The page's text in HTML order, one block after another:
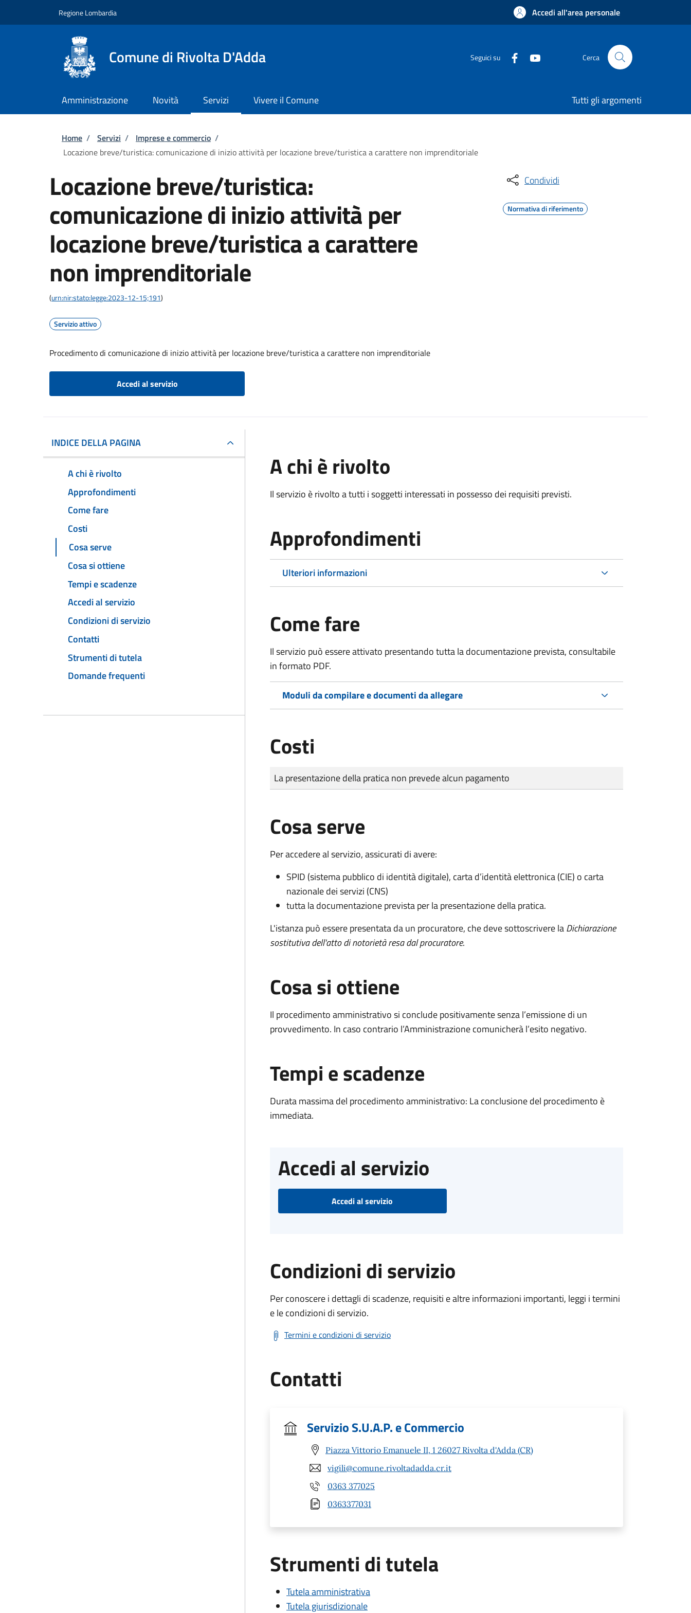
Regione Lombardia Accedi all'area personale
Comune di Rivolta D'Adda Seguici su Cerca
Amministrazione Novità Servizi Vivere il Comune Tutti gli argomenti
Briciole di pane
Home / Servizi / Imprese e commercio /
Locazione breve/turistica: comunicazione di inizio attività per locazione breve/turistica a carattere non imprenditoriale
Locazione breve/turistica:
comunicazione di inizio attività per
locazione breve/turistica a carattere
non imprenditoriale
(urn:nir:stato:legge:2023-12-15;191)
Servizio attivo
Procedimento di comunicazione di inizio attività per locazione breve/turistica a carattere non imprenditoriale
Accedi al servizio
Condividi
Normativa di riferimento
INDICE DELLA PAGINA
A chi è rivolto
Approfondimenti
Come fare
Costi
Cosa serve
Cosa si ottiene
Tempi e scadenze
Accedi al servizio
Condizioni di servizio
Contatti
Strumenti di tutela
Domande frequenti
A chi è rivolto
Il servizio è rivolto a tutti i soggetti interessati in possesso dei requisiti previsti.
Approfondimenti
Ulteriori informazioni
Come fare
Il servizio può essere attivato presentando tutta la documentazione prevista, consultabile
in formato PDF.
Moduli da compilare e documenti da allegare
Costi
Tipo di pagamento
Importo
La presentazione della pratica non prevede alcun pagamento
Cosa serve
Per accedere al servizio, assicurati di avere:
SPID (sistema pubblico di identità digitale), carta d’identità elettronica (CIE) o carta
nazionale dei servizi (CNS)
tutta la documentazione prevista per la presentazione della pratica.
L'istanza può essere presentata da un procuratore, che deve sottoscrivere laDichiarazione
sostitutiva dell'atto di notorietà resa dal procuratore.
Cosa si ottiene
Il procedimento amministrativo si conclude positivamente senza l’emissione di un
provvedimento. In caso contrario l’Amministrazione comunicherà l’esito negativo.
Tempi e scadenze
Durata massima del procedimento amministrativo: La conclusione del procedimento è
immediata.
Accedi al servizio
Accedi al servizio
Condizioni di servizio
Per conoscere i dettagli di scadenze, requisiti e altre informazioni importanti, leggi i termini
e le condizioni di servizio.
Termini e condizioni di servizio
Contatti
Servizio S.U.A.P. e Commercio
Piazza Vittorio Emanuele II, 1 26027 Rivolta d'Adda (CR)
vigili@comune.rivoltadadda.cr.it
0363 377025
0363377031
Strumenti di tutela
Tutela amministrativa
Tutela giurisdizionale